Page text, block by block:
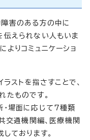
害のある方の中に
伝えられない人もいま
よりコミュニケーショ
ラストを指さすことで、
たものです。
・場面に応じて7種類
交通機関編、医療機関
ております。